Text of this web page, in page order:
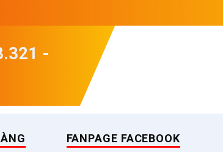
-
FANPAGE FACEBOOK